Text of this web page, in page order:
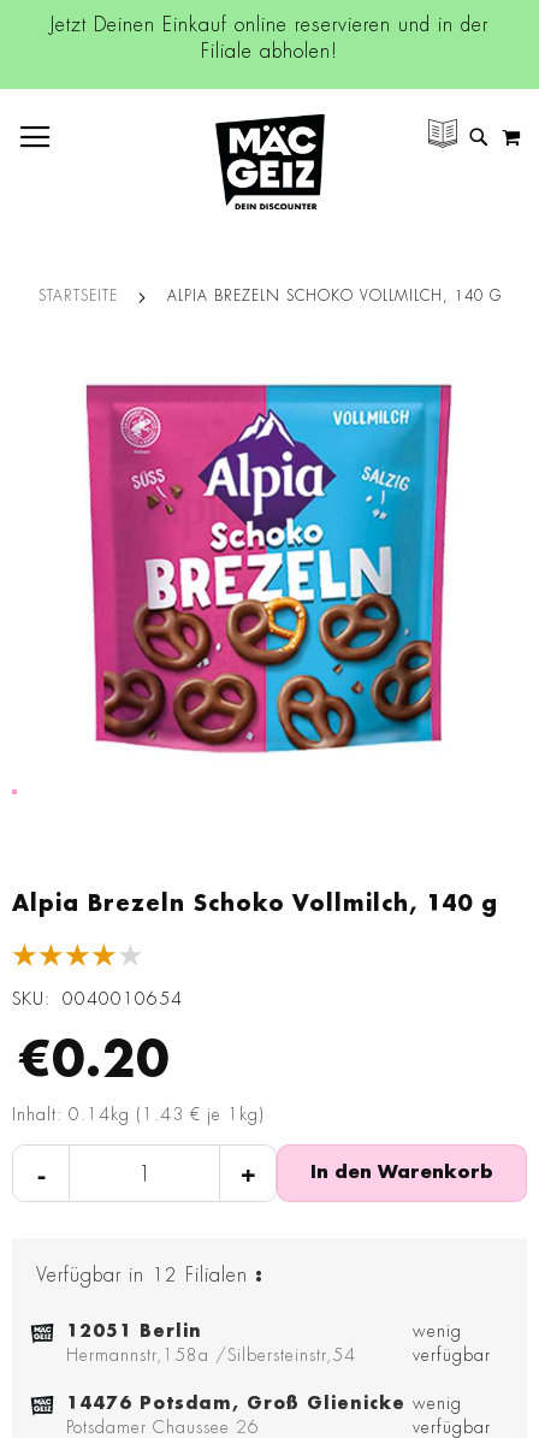
Jetzt Deinen Einkauf online reservieren und in der
Filiale abholen!
SUCHE
STARTSEITE ALPIA BREZELN SCHOKO VOLLMILCH, 140 G
Alpia Brezeln Schoko Vollmilch, 140 g
★★★★★
SKU 0040010654
€0.20
Inhalt: 0.14kg (1.43 € je 1kg)
- + In den Warenkorb
Verfügbar in 12 Filialen :
12051 Berlin
Hermannstr,158a /Silbersteinstr,54
wenig
verfügbar
14476 Potsdam, Groß Glienicke
Potsdamer Chaussee 26
wenig
verfügbar
Anfang
Bildgalerie